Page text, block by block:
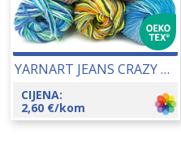
YARNART JEANS CRAZY 50 GR 24082
CIJENA:
2,60 €/kom